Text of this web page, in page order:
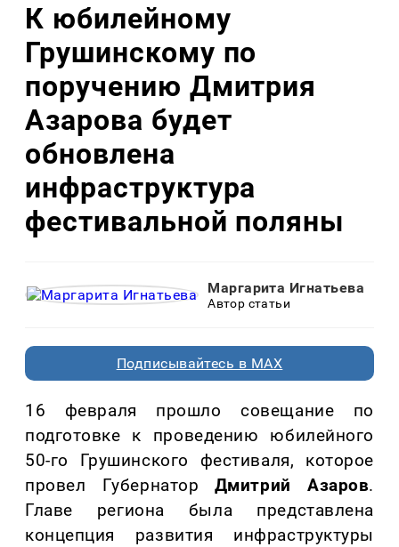
К юбилейному
Грушинскому по
поручению Дмитрия
Азарова будет
обновлена
инфраструктура
фестивальной поляны
Маргарита Игнатьева
Автор статьи
Подписывайтесь в MAX
16 февраля прошло совещание по
подготовке к проведению юбилейного
50-го Грушинского фестиваля, которое
провел Губернатор
Дмитрий Азаров.
Главе региона была представлена
концепция развития инфраструктуры